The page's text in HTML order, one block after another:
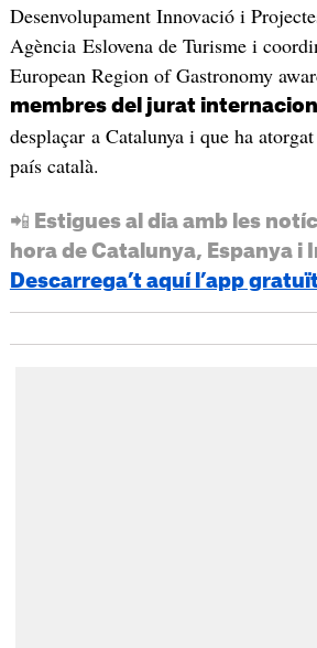
Desenvolupament Innovació i
Agència Eslovena de Turisme i
European Region of Gastronomy
membres del jurat
desplaçar a Catalunya i que ha
país català.
📲 Estigues al dia amb les
hora de Catalunya, Espanya i
Descarrega’t aquí l’app